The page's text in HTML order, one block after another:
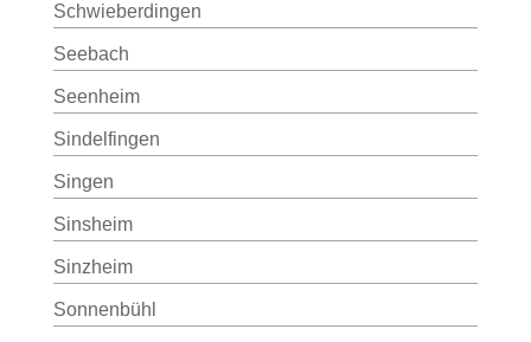
Schwieberdingen
Seebach
Seenheim
Sindelfingen
Singen
Sinsheim
Sinzheim
Sonnenbühl